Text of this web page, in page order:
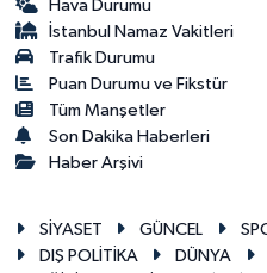
Hava Durumu
İstanbul Namaz Vakitleri
Trafik Durumu
Puan Durumu ve Fikstür
Tüm Manşetler
Son Dakika Haberleri
Haber Arşivi
SİYASET GÜNCEL
DIŞ POLİTİKA
DÜNYA